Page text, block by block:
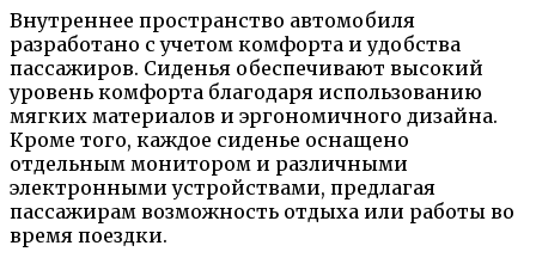
Внутреннее пространство автомобиля
разработано с учетом комфорта и удобства
пассажиров. Сиденья обеспечивают высокий
уровень комфорта благодаря использованию
мягких материалов и эргономичного дизайна.
Кроме того, каждое сиденье оснащено
отдельным монитором и различными
электронными устройствами, предлагая
пассажирам возможность отдыха или работы во
время поездки.